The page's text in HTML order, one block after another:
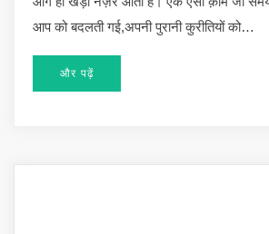
आप को बदलती गई,अपनी पुरानी कुरीतियों को…
और पढ़ें